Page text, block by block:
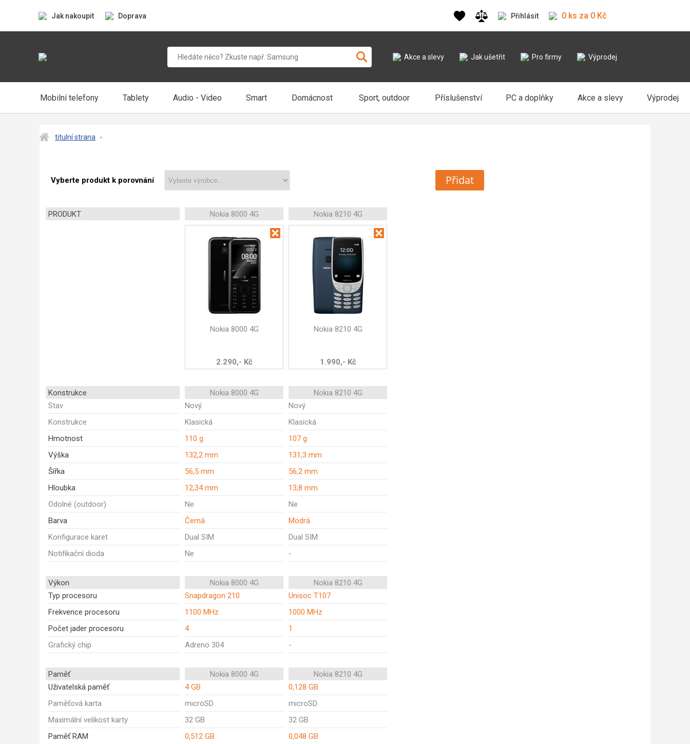
Jak nakoupit Doprava Přihlásit 0 ks za 0 Kč
Akce a slevy Jak ušetřit Pro firmy Výprodej
Mobilní telefony Tablety Audio - Video Smart Domácnost Sport, outdoor Příslušenství PC a doplňky Akce a slevy Výprodej
titulní strana
Vyberte produkt k porovnání Přidat
PRODUKT Nokia 8000 4G Nokia 8210 4G
Nokia 8000 4G
2.290,- Kč
Nokia 8210 4G
1.990,- Kč
Konstrukce Nokia 8000 4G
Nokia 8210 4G
Stav
Nový
Nový
Konstrukce
Klasická
Klasická
Hmotnost
110 g
107 g
Výška
132,2 mm
131,3 mm
Šířka
56,5 mm
56,2 mm
Hloubka
12,34 mm
13,8 mm
Odolné (outdoor)
Ne
Ne
Barva
Černá
Modrá
Konfigurace karet
Dual SIM
Dual SIM
Notifikační dioda
Ne -
Výkon Nokia 8000 4G
Nokia 8210 4G
Typ procesoru
Snapdragon 210
Unisoc T107
Frekvence procesoru
1100 MHz
1000 MHz
Počet jader procesoru
4
1
Grafický chip
Adreno 304 -
Paměť Nokia 8000 4G
Nokia 8210 4G
Uživatelská paměť
4 GB
0,128 GB
Paměťová karta
microSD
microSD
Maximální velikost karty
32 GB
32 GB
Paměť RAM
0,512 GB 0,048 GB